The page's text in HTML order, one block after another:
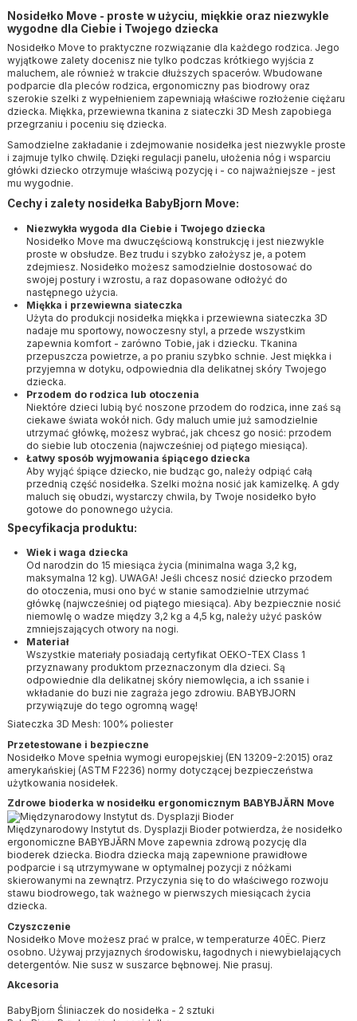
Nosidełko Move - proste w użyciu, miękkie oraz niezwykle
wygodne dla Ciebie i Twojego dziecka
Nosidełko Move to praktyczne rozwiązanie dla każdego rodzica. Jego
wyjątkowe zalety docenisz nie tylko podczas krótkiego wyjścia z
maluchem, ale również w trakcie dłuższych spacerów. Wbudowane
podparcie dla pleców rodzica, ergonomiczny pas biodrowy oraz
szerokie szelki z wypełnieniem zapewniają właściwe rozłożenie ciężaru
dziecka. Miękka, przewiewna tkanina z siateczki 3D Mesh zapobiega
przegrzaniu i poceniu się dziecka.
Samodzielne zakładanie i zdejmowanie nosidełka jest niezwykle proste
i zajmuje tylko chwilę. Dzięki regulacji panelu, ułożenia nóg i wsparciu
główki dziecko otrzymuje właściwą pozycję i - co najważniejsze - jest
mu wygodnie.
Cechy i zalety nosidełka BabyBjorn Move:
Niezwykła wygoda dla Ciebie i Twojego dziecka
Nosidełko Move ma dwuczęściową konstrukcję i jest niezwykle
proste w obsłudze. Bez trudu i szybko założysz je, a potem
zdejmiesz. Nosidełko możesz samodzielnie dostosować do
swojej postury i wzrostu, a raz dopasowane odłożyć do
następnego użycia.
Miękka i przewiewna siateczka
Użyta do produkcji nosidełka miękka i przewiewna siateczka 3D
nadaje mu sportowy, nowoczesny styl, a przede wszystkim
zapewnia komfort - zarówno Tobie, jak i dziecku. Tkanina
przepuszcza powietrze, a po praniu szybko schnie. Jest miękka i
przyjemna w dotyku, odpowiednia dla delikatnej skóry Twojego
dziecka.
Przodem do rodzica lub otoczenia
Niektóre dzieci lubią być noszone przodem do rodzica, inne zaś są
ciekawe świata wokół nich. Gdy maluch umie już samodzielnie
utrzymać główkę, możesz wybrać, jak chcesz go nosić: przodem
do siebie lub otoczenia (najwcześniej od piątego miesiąca).
Łatwy sposób wyjmowania śpiącego dziecka
Aby wyjąć śpiące dziecko, nie budząc go, należy odpiąć całą
przednią część nosidełka. Szelki można nosić jak kamizelkę. A gdy
maluch się obudzi, wystarczy chwila, by Twoje nosidełko było
gotowe do ponownego użycia.
Specyfikacja produktu:
Wiek i waga dziecka
Od narodzin do 15 miesiąca życia (minimalna waga 3,2 kg,
maksymalna 12 kg). UWAGA! Jeśli chcesz nosić dziecko przodem
do otoczenia, musi ono być w stanie samodzielnie utrzymać
główkę (najwcześniej od piątego miesiąca). Aby bezpiecznie nosić
niemowlę o wadze między 3,2 kg a 4,5 kg, należy użyć pasków
zmniejszających otwory na nogi.
Materiał
Wszystkie materiały posiadają certyfikat OEKO-TEX Class 1
przyznawany produktom przeznaczonym dla dzieci. Są
odpowiednie dla delikatnej skóry niemowlęcia, a ich ssanie i
wkładanie do buzi nie zagraża jego zdrowiu. BABYBJORN
przywiązuje do tego ogromną wagę!
Siateczka 3D Mesh: 100% poliester
Przetestowane i bezpieczne
Nosidełko Move spełnia wymogi europejskiej (EN 13209-2:2015) oraz
amerykańskiej (ASTM F2236) normy dotyczącej bezpieczeństwa
użytkowania nosidełek.
Zdrowe bioderka w nosidełku ergonomicznym BABYBJĂRN Move
Międzynarodowy Instytut ds. Dysplazji Bioder potwierdza, że nosidełko
ergonomiczne BABYBJĂRN Move zapewnia zdrową pozycję dla
bioderek dziecka. Biodra dziecka mają zapewnione prawidłowe
podparcie i są utrzymywane w optymalnej pozycji z nóżkami
skierowanymi na zewnątrz. Przyczynia się to do właściwego rozwoju
stawu biodrowego, tak ważnego w pierwszych miesiącach życia
dziecka.
Czyszczenie
Nosidełko Move możesz prać w pralce, w temperaturze 40ËC. Pierz
osobno. Używaj przyjaznych środowisku, łagodnych i niewybielających
detergentów. Nie susz w suszarce bębnowej. Nie prasuj.
Akcesoria
BabyBjorn Śliniaczek do nosidełka - 2 sztuki